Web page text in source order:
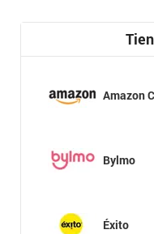
Amazon
Bylmo
Éxito